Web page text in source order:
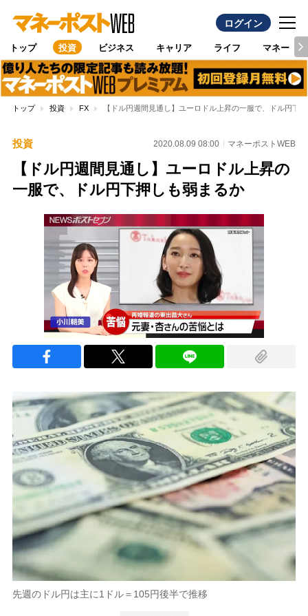
ログイン
トップ 投資 ビジネス キャリア ライフ マネー
トップ 投資 FX 【ドル円週間見通し】ユーロドル上昇の一服で、ドル円下
投資 2020.08.09 08:00 マネーポストWEB
【ドル円週間見通し】ユーロドル上昇の
一服で、ドル円下押しも弱まるか
先週のドル円は主に1ドル＝105円後半で推移